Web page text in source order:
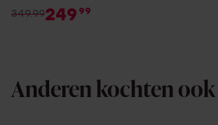
349.99249 99
Anderen kochten ook